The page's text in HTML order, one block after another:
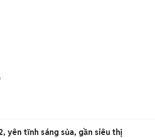
yên tĩnh sáng sủa, gần siêu thị